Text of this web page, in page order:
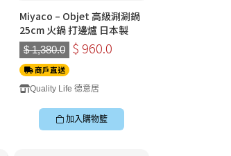
Miyaco – Objet 高級涮涮鍋
25cm 火鍋 打邊爐 日本製
$ 1,380.0 $ 960.0
商戶直送
Quality Life 德意居
加入購物籃